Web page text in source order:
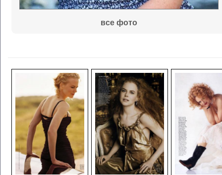
все фото